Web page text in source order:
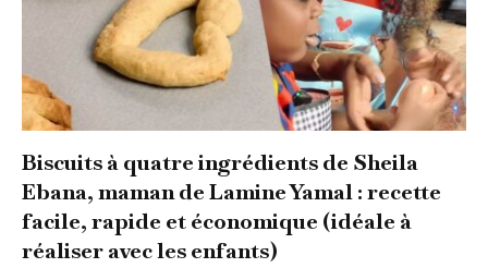
Biscuits à quatre ingrédients de Sheila
Ebana, maman de Lamine Yamal : recette
facile, rapide et économique (idéale à
réaliser avec les enfants)